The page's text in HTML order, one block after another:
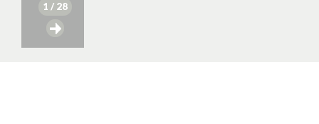
1 / 28